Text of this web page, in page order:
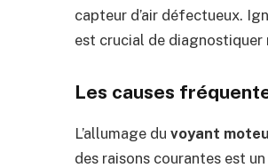
capteur d’air défectueux.
est crucial de diagnostiquer
Les causes
L’allumage duvoyant
des raisons courantes est